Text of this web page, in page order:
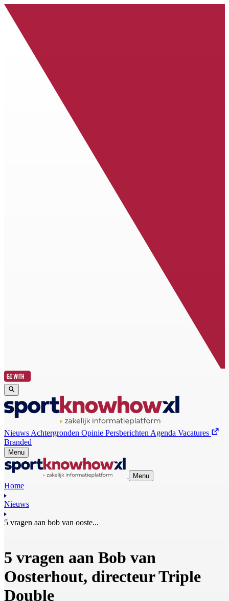
Nieuws Achtergronden Opinie Persberichten Agenda Vacatures
Branded
Menu
Menu
Home
Nieuws
5 vragen aan bob van ooste...
5 vragen aan Bob van
Oosterhout, directeur Triple
Double